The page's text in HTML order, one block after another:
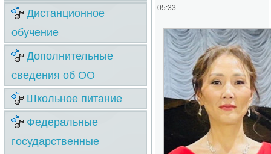
Дистанционное
обучение
Дополнительные
сведения об ОО
Школьное питание
Федеральные
государственные
05:33